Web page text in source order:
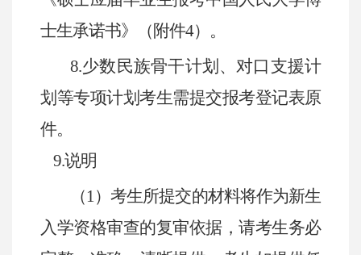
士生承诺书》（附件4）。
8.少数民族骨干计划、对口支援计
划等专项计划考生需提交报考登记表原
件。
9.说明
（1）考生所提交的材料将作为新生
入学资格审查的复审依据，请考生务必